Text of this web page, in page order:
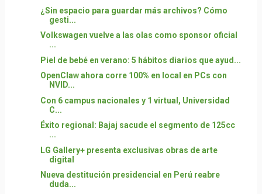
¿Sin espacio para guardar más archivos? Cómo
gesti...
Volkswagen vuelve a las olas como sponsor oficial
...
Piel de bebé en verano: 5 hábitos diarios que ayud...
OpenClaw ahora corre 100% en local en PCs con
NVID...
Con 6 campus nacionales y 1 virtual, Universidad
C...
Éxito regional: Bajaj sacude el segmento de 125cc
...
LG Gallery+ presenta exclusivas obras de arte
digital
Nueva destitución presidencial en Perú reabre
duda...